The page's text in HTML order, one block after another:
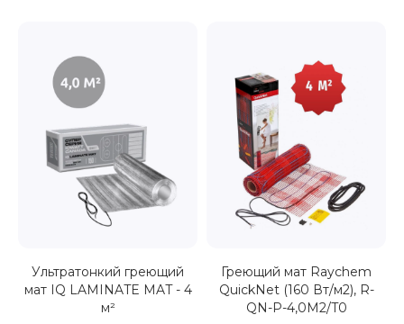
Ультратонкий греющий
мат IQ LAMINATE MAT - 4
м²
Греющий мат Raychem
QuickNet (160 Вт/м2), R-
QN-P-4,0M2/T0